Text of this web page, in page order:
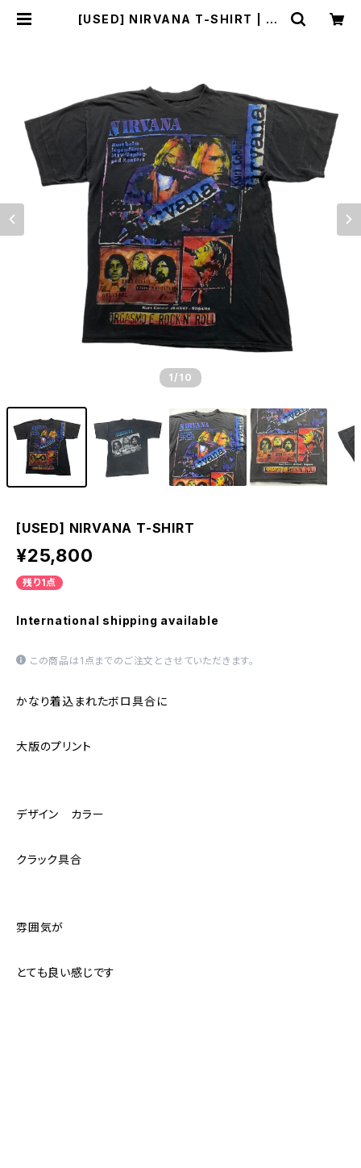
[USED] NIRVANA T-SHIRT | su
1 /10
[USED] NIRVANA T-SHIRT
¥25,800
残り1点
International shipping available
この商品は1点までのご注文とさせていただきます。
かなり着込まれたボロ具合に
大版のプリント
デザイン カラー
クラック具合
雰囲気が
とても良い感じです